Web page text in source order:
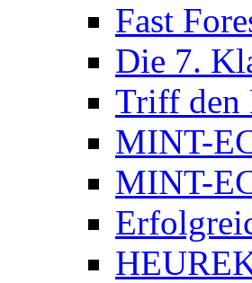
Fast
Die 7.
Triff den
MINT-
MINT-